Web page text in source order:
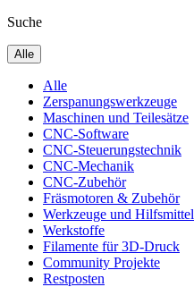
Suche
Alle
Alle
Zerspanungswerkzeuge
Maschinen und Teilesätze
CNC-Software
CNC-Steuerungstechnik
CNC-Mechanik
CNC-Zubehör
Fräsmotoren & Zubehör
Werkzeuge und Hilfsmittel
Werkstoffe
Filamente für 3D-Druck
Community Projekte
Restposten